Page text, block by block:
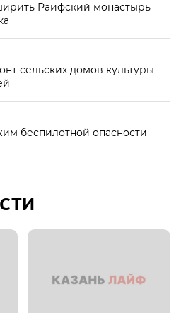
Раифский монастырь
сельских домов культуры
беспилотной опасности